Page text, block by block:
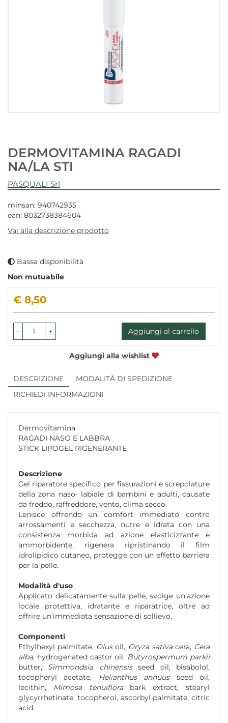
DERMOVITAMINA RAGADI
NA/LA STI
PASQUALI Srl
minsan: 940742935
ean: 8032738384604
Vai alla descrizione prodotto
Bassa disponibilità
Non mutuabile
Prezzo
€ 8,50
- + Aggiungi al carrello
Aggiungi alla wishlist
DESCRIZIONE
MODALITÀ DI SPEDIZIONE
RICHIEDI INFORMAZIONI
Dermovitamina
RAGADI NASO E LABBRA
STICK LIPOGEL RIGENERANTE
Descrizione
Gel riparatore specifico per fissurazioni e screpolature
della zona naso- labiale di bambini e adulti, causate
da freddo, raffreddore, vento, clima secco.
Lenisce offrendo un comfort immediato contro
arrossamenti e secchezza, nutre e idrata con una
consistenza morbida ad azione elasticizzante e
ammorbidente, rigenera ripristinando il film
idrolipidico cutaneo, protegge con un effetto barriera
per la pelle.
Modalità d'uso
Applicato delicatamente sulla pelle, svolge un’azione
locale protettiva, idratante e riparatrice, oltre ad
offrire un’immediata sensazione di sollievo.
Componenti
Ethylhexyl palmitate, Olusoil, Oryza sativacera, Cera
alba, hydrogenated castor oil, Butyrospermum parkii
butter, Simmondsia chinensisseed oil, bisabolol,
tocopheryl acetate, Helianthus annuusseed oil,
lecithin, Mimosa tenuiflorabark extract, stearyl
glycyrrhetinate, tocopherol, ascorbyl palmitate, citric
acid.